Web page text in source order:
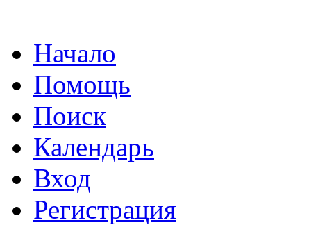
Начало
Помощь
Поиск
Календарь
Вход
Регистрация